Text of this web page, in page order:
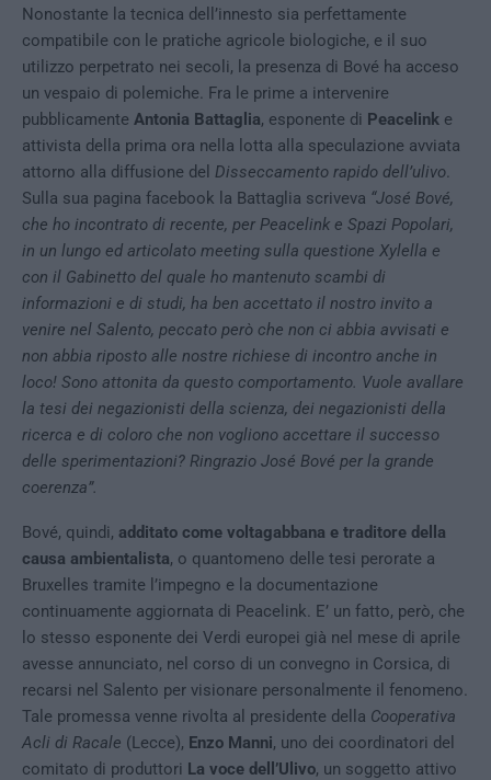
Nonostante la tecnica dell’innesto sia perfettamente
compatibile con le pratiche agricole biologiche, e il suo
utilizzo perpetrato nei secoli, la presenza di Bové ha acceso
un vespaio di polemiche. Fra le prime a intervenire
pubblicamente Antonia Battaglia, esponente di Peacelink e
attivista della prima ora nella lotta alla speculazione avviata
attorno alla diffusione del Disseccamento rapido dell’ulivo.
Sulla sua pagina facebook la Battaglia scriveva “José Bové,
che ho incontrato di recente, per Peacelink e Spazi Popolari,
in un lungo ed articolato meeting sulla questione Xylella e
con il Gabinetto del quale ho mantenuto scambi di
informazioni e di studi, ha ben accettato il nostro invito a
venire nel Salento, peccato però che non ci abbia avvisati e
non abbia riposto alle nostre richiese di incontro anche in
loco! Sono attonita da questo comportamento. Vuole avallare
la tesi dei negazionisti della scienza, dei negazionisti della
ricerca e di coloro che non vogliono accettare il successo
delle sperimentazioni? Ringrazio José Bové per la grande
coerenza”.
Bové, quindi, additato come voltagabbana e traditore della
causa ambientalista, o quantomeno delle tesi perorate a
Bruxelles tramite l’impegno e la documentazione
continuamente aggiornata di Peacelink. E’ un fatto, però, che
lo stesso esponente dei Verdi europei già nel mese di aprile
avesse annunciato, nel corso di un convegno in Corsica, di
recarsi nel Salento per visionare personalmente il fenomeno.
Tale promessa venne rivolta al presidente della Cooperativa
Acli di Racale (Lecce), Enzo Manni, uno dei coordinatori del
comitato di produttori La voce dell’Ulivo, un soggetto attivo